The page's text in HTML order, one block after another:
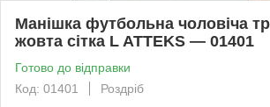
Манішка футбольна чоловіча
жовта сітка L ATTEKS — 01401
Готово до відправки
Код: 01401
Роздріб